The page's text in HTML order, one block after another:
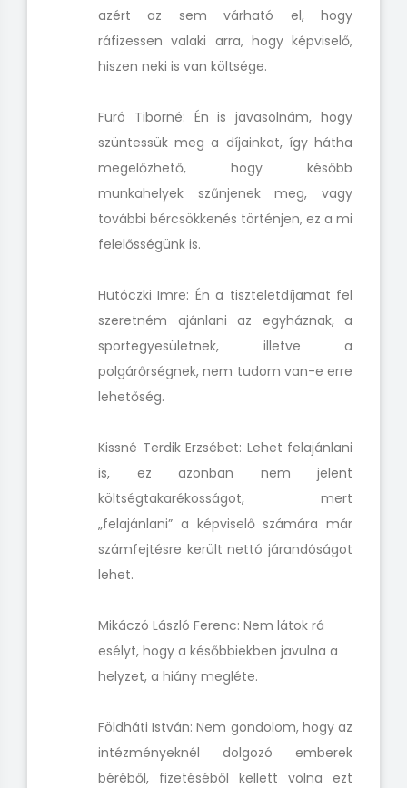
azért az sem várható el, hogy
ráfizessen valaki arra, hogy képviselő,
hiszen neki is van költsége.
Furó Tiborné: Én is javasolnám, hogy
szüntessük meg a díjainkat, így hátha
megelőzhető, hogy később
munkahelyek szűnjenek meg, vagy
további bércsökkenés történjen, ez a mi
felelősségünk is.
Hutóczki Imre: Én a tiszteletdíjamat fel
szeretném ajánlani az egyháznak, a
sportegyesületnek, illetve a
polgárőrségnek, nem tudom van-e erre
lehetőség.
Kissné Terdik Erzsébet: Lehet felajánlani
is, ez azonban nem jelent
költségtakarékosságot, mert
„felajánlani” a képviselő számára már
számfejtésre került nettó járandóságot
lehet.
Mikáczó László Ferenc: Nem látok rá
esélyt, hogy a későbbiekben javulna a
helyzet, a hiány megléte.
Földháti István: Nem gondolom, hogy az
intézményeknél dolgozó emberek
béréből, fizetéséből kellett volna ezt